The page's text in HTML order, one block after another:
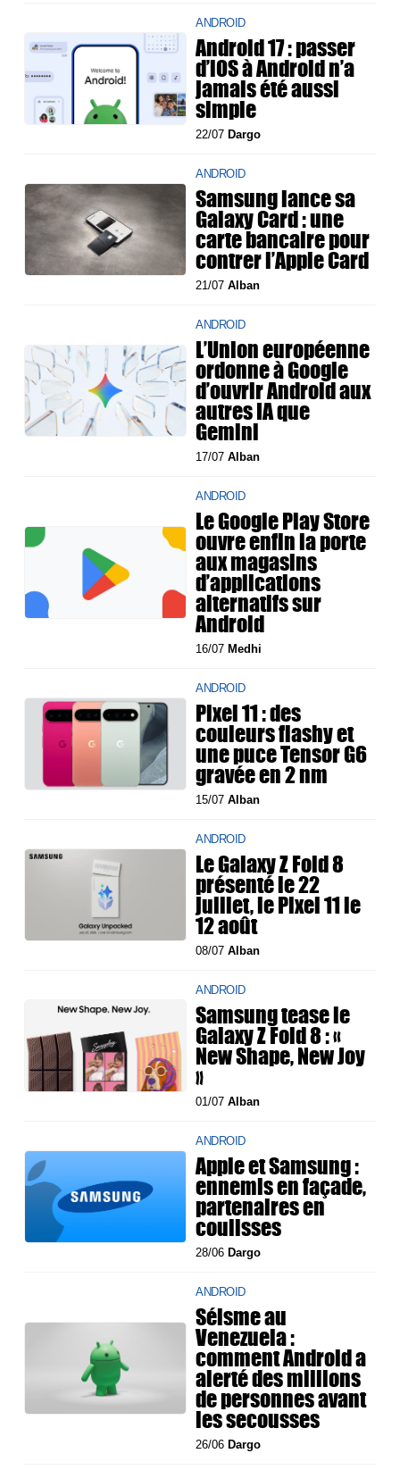
ANDROID
Android 17 : passer
d’iOS à Android n’a
jamais été aussi
simple
22/07 Dargo
ANDROID
Samsung lance sa
Galaxy Card : une
carte bancaire pour
contrer l’Apple Card
21/07Alban
ANDROID
L’Union européenne
ordonne à Google
d’ouvrir Android aux
autres IA que
Gemini
17/07Alban
ANDROID
Le Google Play Store
ouvre enfin la porte
aux magasins
d’applications
alternatifs sur
Android
16/07 Medhi
ANDROID
Pixel 11 : des
couleurs flashy et
une puce Tensor G6
gravée en 2 nm
15/07Alban
ANDROID
Le Galaxy Z Fold 8
présenté le 22
juillet, le Pixel 11 le
12 août
08/07Alban
ANDROID
Samsung tease le
Galaxy Z Fold 8 : «
New Shape, New Joy
»
01/07Alban
ANDROID
Apple et Samsung :
ennemis en façade,
partenaires en
coulisses
28/06 Dargo
ANDROID
Séisme au
Venezuela :
comment Android a
alerté des millions
de personnes avant
les secousses
26/06 Dargo